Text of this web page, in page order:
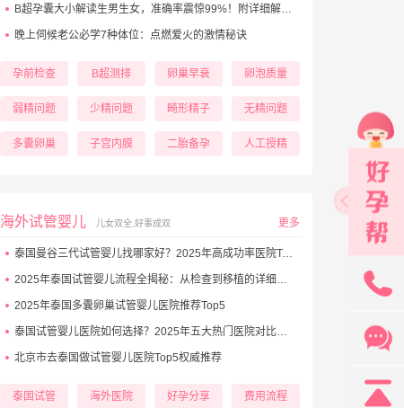
B超孕囊大小解读生男生女，准确率震惊99%！附详细解析表！
晚上伺候老公必学7种体位：点燃爱火的激情秘诀
孕前检查 B超测排 卵巢早衰 卵泡质量
弱精问题 少精问题 畸形精子 无精问题
多囊卵巢 子宫内膜 二胎备孕 人工授精
海外试管婴儿 儿女双全,好事成双 更多
泰国曼谷三代试管婴儿找哪家好？2025年高成功率医院Top5推荐
2025年泰国试管婴儿流程全揭秘：从检查到移植的详细步骤
2025年泰国多囊卵巢试管婴儿医院推荐Top5
泰国试管婴儿医院如何选择？2025年五大热门医院对比与避坑秘诀
北京市去泰国做试管婴儿医院Top5权威推荐
泰国试管 海外医院 好孕分享 费用流程